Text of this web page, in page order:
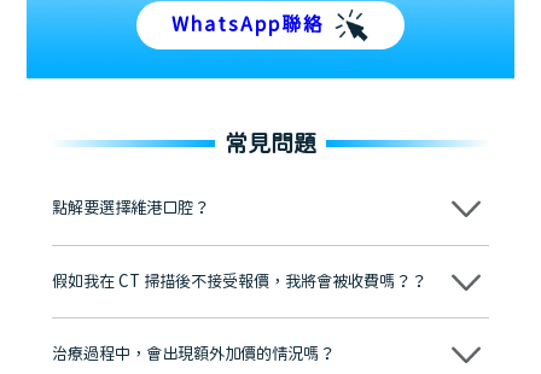
WhatsApp聯絡
常見問題
點解要選擇維港口腔？
維港口腔踐行「醫道濟世」的大學校訓，各分院匯聚來自香港、內地的
牌」、「2025香港企業領袖品牌」，是諾貝爾種植系統全球放心植牙中
至今已服務超過三十個國家和地區的顧客，受到粵港澳大灣區及周邊城
市市民極高的口碑評價及信任推薦 珠海、深圳設有八大分院，香港亦設
有咨詢及服務保障中心，有任何問題都可以隨時預約免費咨詢，讓人十
假如我在 CT 掃描後不接受報價，我將會被收費嗎？？
不會！只要未開始實際服務之前，你不會被收取任何費用。
治療過程中，會出現額外加價的情況嗎？